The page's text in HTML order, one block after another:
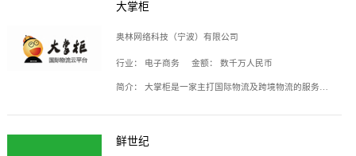
大掌柜
奥林网络科技（宁波）有限公司
行业： 电子商务 金额： 数千万人民币
简介： 大掌柜是一家主打国际物流及跨境物流的服务云平台，致力于帮助全球国际物流企业在互联网上建立自己的平台，核心产品包括运价通、生意通、业务通、订舱通、招财通等，奥林网络科技（宁波）有限公司旗下产品。
鲜世纪